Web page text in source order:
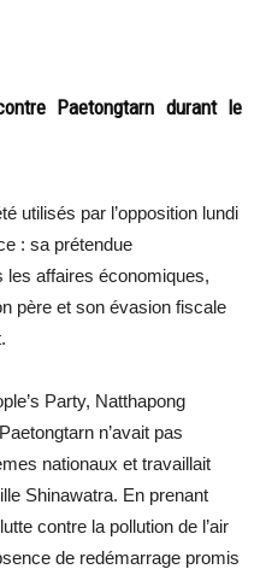
Paetongtarn durant le
utilisés par l’opposition lundi
: sa prétendue
les affaires économiques,
père et son évasion fiscale
Party, Natthapong
n’avait pas
nationaux et travaillait
Shinawatra. En prenant
contre la pollution de l’air
de redémarrage promis